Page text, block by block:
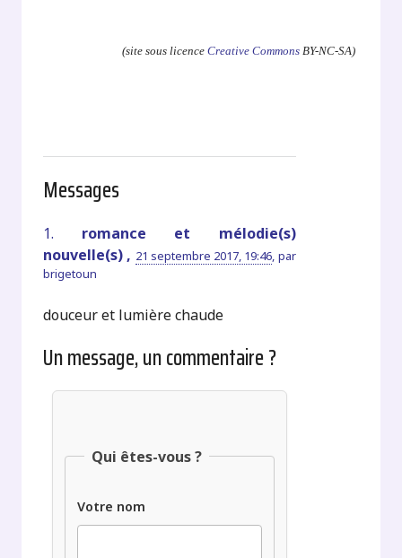
(site sous licence Creative CommonsBY-NC-SA)
Messages
1.
romance et mélodie(s)
nouvelle(s) , 21 septembre 2017, 19:46, par
brigetoun
douceur et lumière chaude
Un message, un commentaire ?
Qui êtes-vous ?
Votre nom